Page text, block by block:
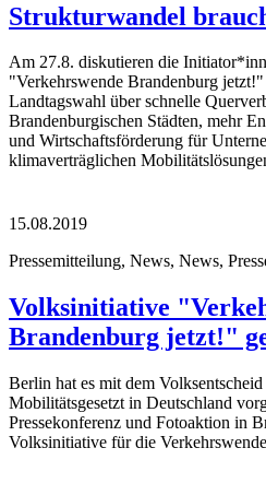
Strukturwandel
Am 27.8. diskutieren die
"Verkehrswende Brandenburg
Landtagswahl über schnelle
Brandenburgischen Städten, mehr
und Wirtschaftsförderung für
klimaverträglichen
15.08.2019
Pressemitteilung, News, News,
Volksinitiative
Brandenburg jetzt!"
Berlin hat es mit dem
Mobilitätsgesetzt in Deutschland
Pressekonferenz und Fotoaktion in
Volksinitiative für die